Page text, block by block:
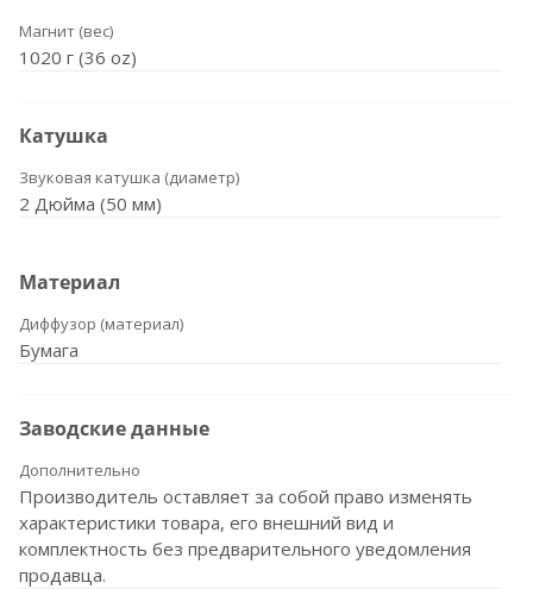
Магнит (вес)
1020 г (36 oz)
Катушка
Звуковая катушка (диаметр)
2 Дюйма (50 мм)
Материал
Диффузор (материал)
Бумага
Заводские данные
Дополнительно
Производитель оставляет за собой право изменять
характеристики товара, его внешний вид и
комплектность без предварительного уведомления
продавца.